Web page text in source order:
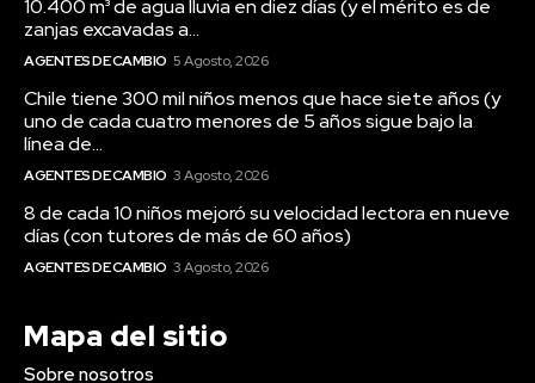
10.400 m³ de agua lluvia en diez días (y el mérito es de
zanjas excavadas a...
AGENTES DE CAMBIO 5 Agosto, 2026
Chile tiene 300 mil niños menos que hace siete años (y
uno de cada cuatro menores de 5 años sigue bajo la
línea de...
AGENTES DE CAMBIO 3 Agosto, 2026
8 de cada 10 niños mejoró su velocidad lectora en nueve
días (con tutores de más de 60 años)
AGENTES DE CAMBIO 3 Agosto, 2026
Mapa del sitio
Sobre nosotros